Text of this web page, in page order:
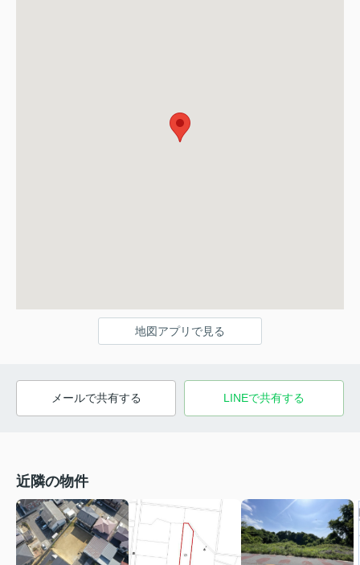
地図アプリで見る
メールで共有する LINEで共有する
近隣の物件